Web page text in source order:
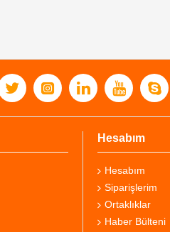
Hesabım
Hesabım
Siparişlerim
Ortaklıklar
Haber Bülteni